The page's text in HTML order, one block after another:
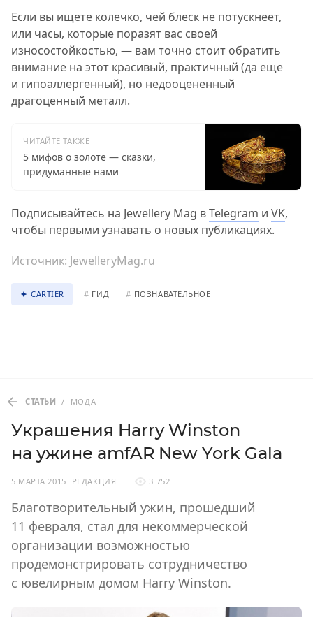
Если вы ищете колечко, чей блеск не потускнеет,
или часы, которые поразят вас своей
износостойкостью, — вам точно стоит обратить
внимание на этот красивый, практичный (да еще
и гипоаллергенный), но недооцененный
драгоценный металл.
ЧИТАЙТЕ ТАКЖЕ
5 мифов о золоте — сказки,
придуманные нами
Подписывайтесь на Jewellery Mag вTelegram и VK,
чтобы первыми узнавать о новых публикациях.
Источник: JewelleryMag.ru
CARTIER # ГИД # ПОЗНАВАТЕЛЬНОЕ
СТАТЬИ / МОДА
Украшения Harry Winston
на ужине amfAR New York Gala
5 МАРТА 2015 РЕДАКЦИЯ 3 752
Благотворительный ужин, прошедший
11 февраля, стал для некоммерческой
организации возможностью
продемонстрировать сотрудничество
с ювелирным домом Harry Winston.